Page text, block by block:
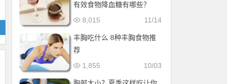
有效食物降血糖有哪些？
11/14
8,015
丰胸吃什么 8种丰胸食物推
荐
10/03
1,855